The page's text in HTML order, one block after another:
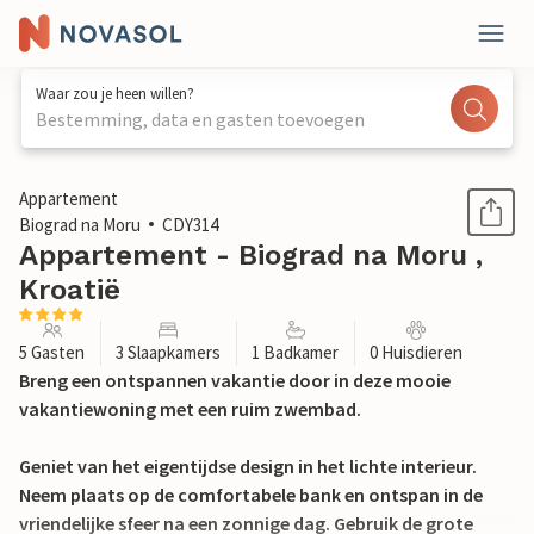
Waar zou je heen willen?
Bestemming, data en gasten toevoegen
1 / 19
Appartement
Biograd na Moru
CDY314
Appartement - Biograd na Moru ,
Kroatië
5 Gasten 3 Slaapkamers 1 Badkamer 0 Huisdieren
Breng een ontspannen vakantie door in deze mooie
vakantiewoning met een ruim zwembad.
Geniet van het eigentijdse design in het lichte interieur.
Neem plaats op de comfortabele bank en ontspan in de
vriendelijke sfeer na een zonnige dag. Gebruik de grote